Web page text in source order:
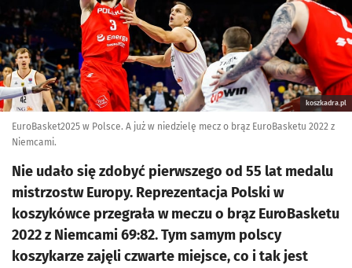
koszkadra.pl
EuroBasket2025 w Polsce. A już w niedzielę mecz o brąz EuroBasketu 2022 z
Niemcami.
Nie udało się zdobyć pierwszego od 55 lat medalu
mistrzostw Europy. Reprezentacja Polski w
koszykówce przegrała w meczu o brąz EuroBasketu
2022 z Niemcami 69:82. Tym samym polscy
koszykarze zajęli czwarte miejsce, co i tak jest